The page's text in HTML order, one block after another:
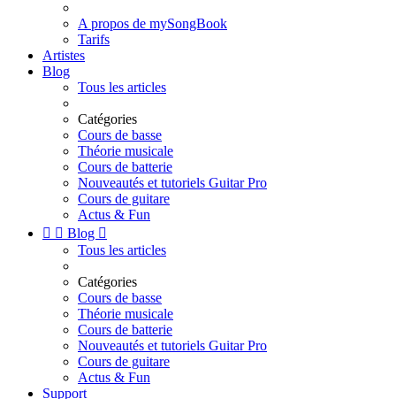
A propos de mySongBook
Tarifs
Artistes
Blog
Tous les articles
Catégories
Cours de basse
Théorie musicale
Cours de batterie
Nouveautés et tutoriels Guitar Pro
Cours de guitare
Actus & Fun
  Blog 
Tous les articles
Catégories
Cours de basse
Théorie musicale
Cours de batterie
Nouveautés et tutoriels Guitar Pro
Cours de guitare
Actus & Fun
Support